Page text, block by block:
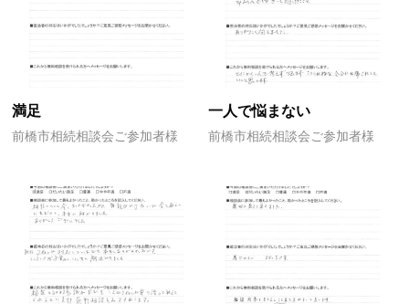
満足
前橋市相続相談会ご参加者様
一人で悩まない
前橋市相続相談会ご参加者様